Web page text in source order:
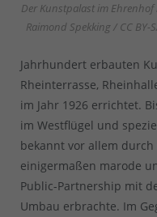
Der Kunstpalast im
Raimond Spekking / CC BY-
Jahrhundert erbauten
Rheinterrasse,
im Jahr 1926 errichtet.
im Westflügel und
bekannt vor allem durch
einigermaßen marode
Public-Partnership mit
Umbau erbrachte. Im